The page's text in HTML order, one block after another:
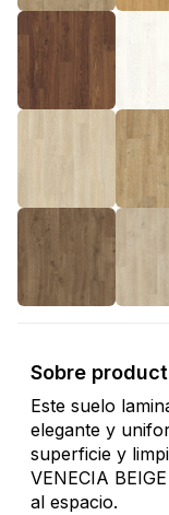
Sobre
Este suelo
elegante y
superficie y
VENECIA
al espacio.